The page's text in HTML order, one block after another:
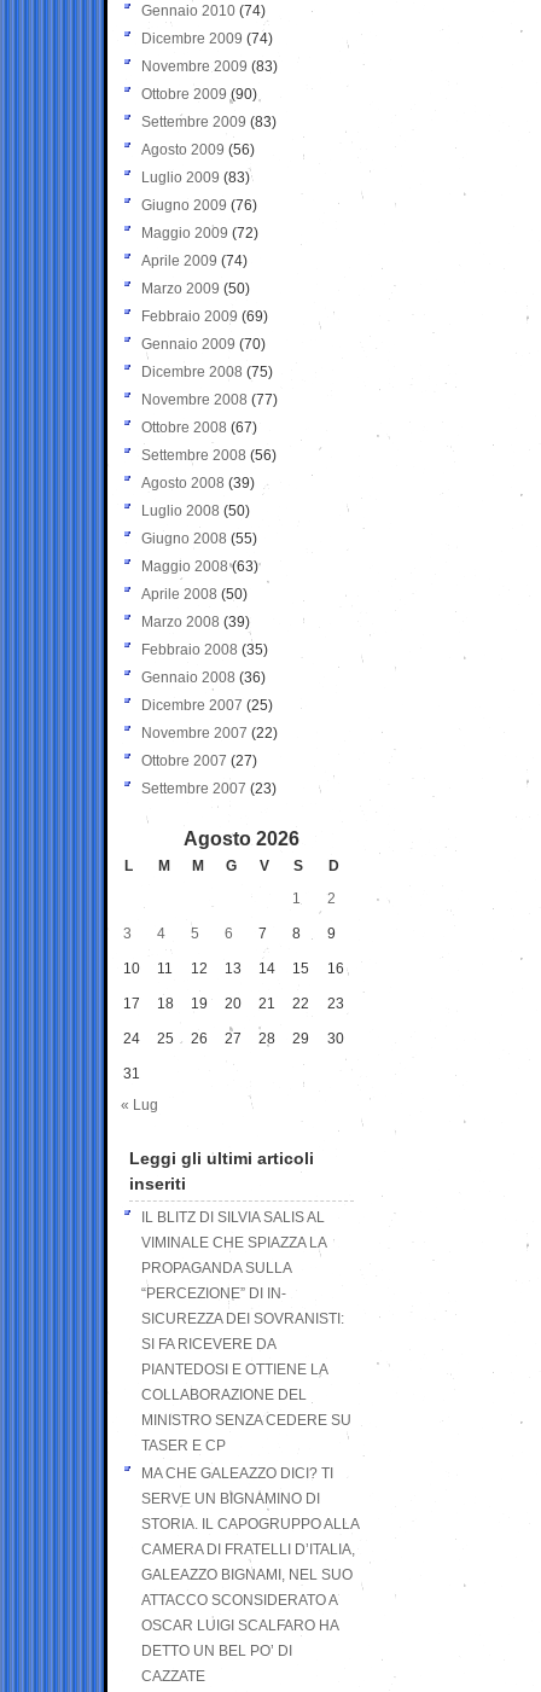
Gennaio 2010 (74)
Dicembre 2009 (74)
Novembre 2009 (83)
Ottobre 2009 (90)
Settembre 2009 (83)
Agosto 2009 (56)
Luglio 2009 (83)
Giugno 2009 (76)
Maggio 2009 (72)
Aprile 2009 (74)
Marzo 2009 (50)
Febbraio 2009 (69)
Gennaio 2009 (70)
Dicembre 2008 (75)
Novembre 2008 (77)
Ottobre 2008 (67)
Settembre 2008 (56)
Agosto 2008 (39)
Luglio 2008 (50)
Giugno 2008 (55)
Maggio 2008(63)
Aprile 2008 (50)
Marzo 2008 (39)
Febbraio 2008 (35)
Gennaio 2008 (36)
Dicembre 2007 (25)
Novembre 2007 (22)
Ottobre 2007 (27)
Settembre 2007 (23)
Agosto 2026
L M M G V S
D
1
2
3 4 5 6 7 8 9
10 11 12 13 14 15 16
17 18 19 20 21 22 23
24 25 26 27 28 29 30
31
« Lug
Leggi gli ultimi articoli
inseriti
IL BLITZ DI SILVIA SALIS AL
VIMINALE CHE SPIAZZA LA
PROPAGANDA SULLA
“PERCEZIONE” DI IN-
SICUREZZA DEI SOVRANISTI:
SI FA RICEVERE DA
PIANTEDOSI E OTTIENE LA
COLLABORAZIONE DEL
MINISTRO SENZA CEDERE SU
TASER E CP
MA CHE GALEAZZO DICI? TI
SERVE UN BIGNAMINO DI
STORIA. IL CAPOGRUPPO ALLA
CAMERA DI FRATELLI D’ITALIA,
GALEAZZO BIGNAMI, NEL SUO
ATTACCO SCONSIDERATO A
OSCAR LUIGI SCALFARO HA
DETTO UN BEL PO’ DI
CAZZATE